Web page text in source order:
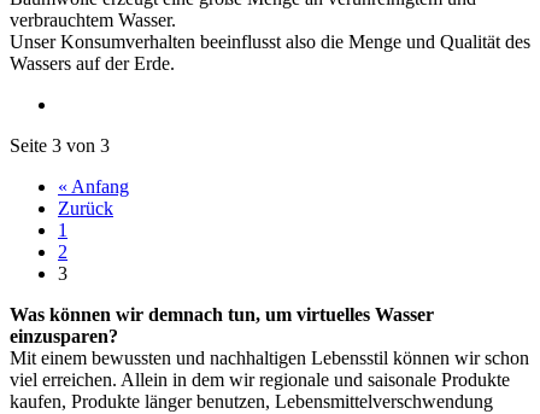
verbrauchtem Wasser.
Unser Konsumverhalten beeinflusst also die Menge und Qualität des
Wassers auf der Erde.
Seite 3 von 3
« Anfang
Zurück
1
2
3
Was können wir demnach tun, um virtuelles Wasser
einzusparen?
Mit einem bewussten und nachhaltigen Lebensstil können wir schon
viel erreichen. Allein in dem wir regionale und saisonale Produkte
kaufen, Produkte länger benutzen, Lebensmittelverschwendung